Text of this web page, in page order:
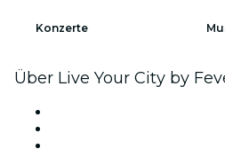
Konzerte
Über Live Your City by